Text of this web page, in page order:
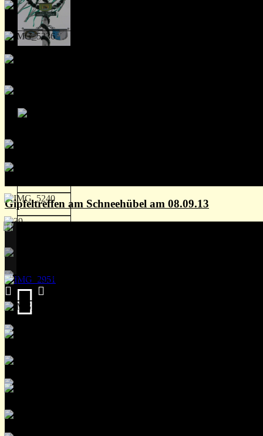
Gipfeltreffen am Schneehübel am 08.09.13